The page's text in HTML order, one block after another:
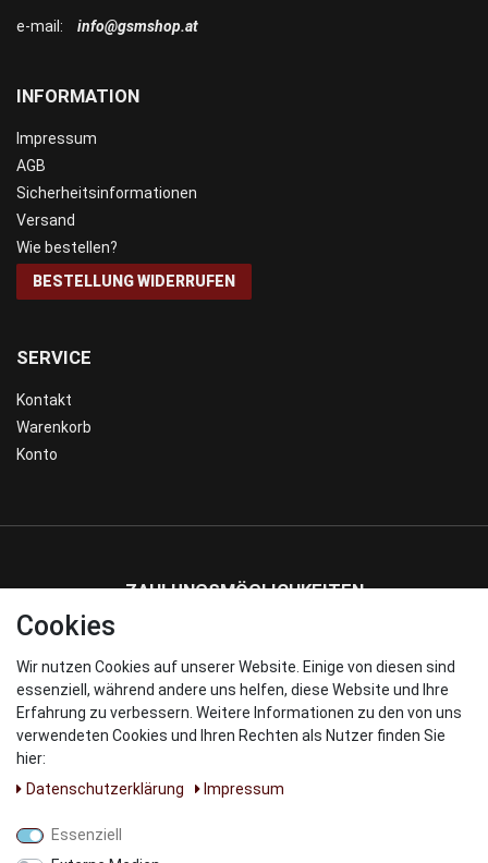
SERVICE
Kontakt
Warenkorb
Konto
INFORMATION
Impressum
AGB
Sicherheitsinformationen
Versand
Wie bestellen?
BESTELLUNG WIDERRUFEN
e-mail: info@gsmshop.at
ZAHLUNGSMÖGLICHKEITEN
WIR VERSENDEN MIT
Cookies
Wir nutzen Cookies auf unserer Website. Einige von diesen sind
essenziell, während andere uns helfen, diese Website und Ihre
Erfahrung zu verbessern. Weitere Informationen zu den von uns
verwendeten Cookies und Ihren Rechten als Nutzer finden Sie
hier:
Daten­schutz­erklärung
Impressum
Essenziell